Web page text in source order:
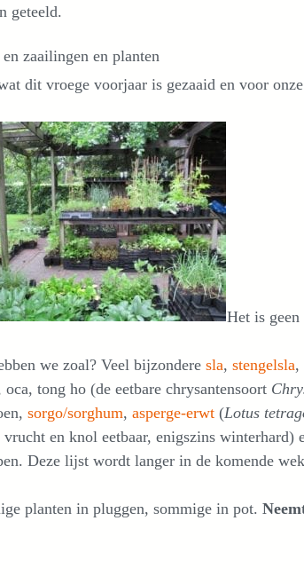
geteeld.
en zaailingen en planten
dit vroege voorjaar is gezaaid en voor
Het is
we zoal? Veel bijzondere sla, stengelsla,
oca, tong ho (de eetbare chrysantensoort
sorgo/sorghum, asperge-erwt (Lotus
vrucht en knol eetbaar, enigszins winterhard)
Deze lijst wordt langer in de komende
planten in pluggen, sommige in pot.